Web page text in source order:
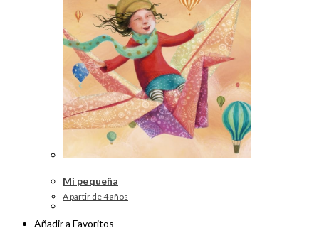
Mi pequeña
A partir de 4 años
Añadir a Favoritos